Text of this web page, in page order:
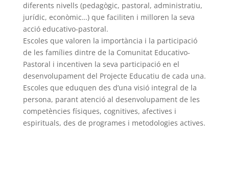
diferents nivells (pedagògic, pastoral, administratiu,
jurídic, econòmic…) que faciliten i milloren la seva
acció educativo-pastoral.
Escoles que valoren la importància i la participació
de les famílies dintre de la Comunitat Educativo-
Pastoral i incentiven la seva participació en el
desenvolupament del Projecte Educatiu de cada una.
Escoles que eduquen des d’una visió integral de la
persona, parant atenció al desenvolupament de les
competències físiques, cognitives, afectives i
espirituals, des de programes i metodologies actives.